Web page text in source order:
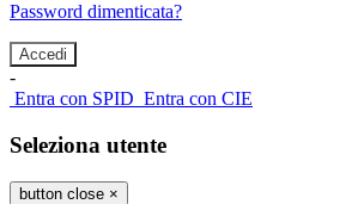
Password dimenticata?
-
Entra con SPID Entra con CIE
Seleziona utente
button close ×